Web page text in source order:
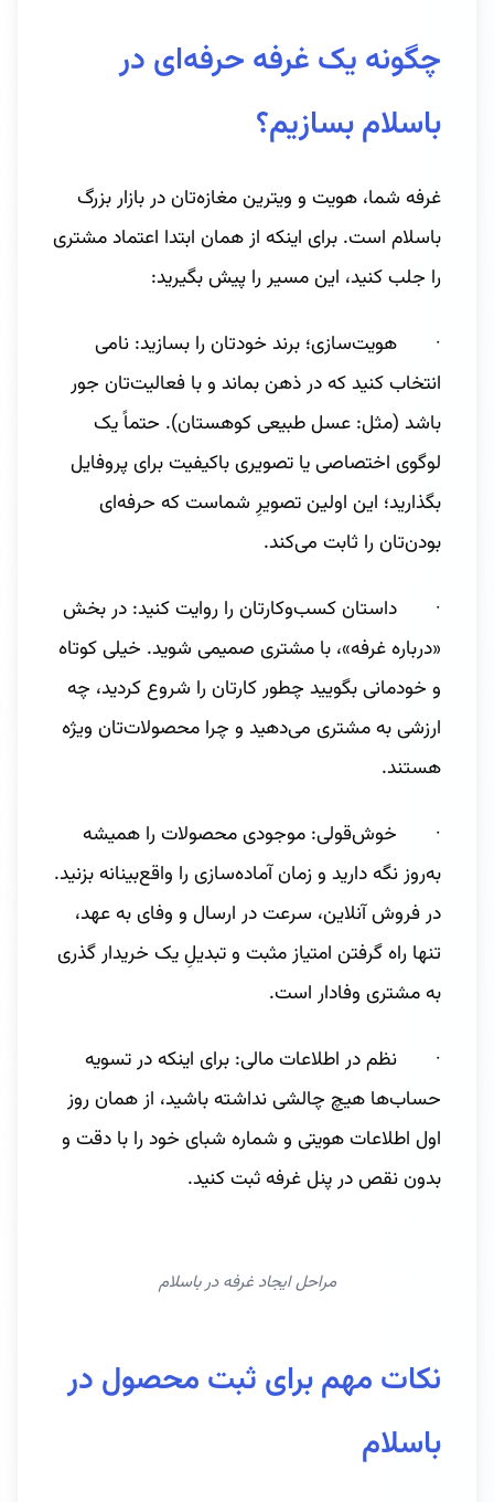
چگونه یک غرفه حرفه‌ای در
باسلام بسازیم؟
غرفه شما، هویت و ویترین مغازه‌تان در بازار بزرگ
باسلام است. برای اینکه از همان ابتدا اعتماد مشتری
را جلب کنید، این مسیر را پیش بگیرید:
· هویت‌سازی؛ برند خودتان را بسازید: نامی
انتخاب کنید که در ذهن بماند و با فعالیت‌تان جور
باشد (مثل: عسل طبیعی کوهستان). حتماً یک
لوگوی اختصاصی یا تصویری باکیفیت برای پروفایل
بگذارید؛ این اولین تصویرِ شماست که حرفه‌ای
بودن‌تان را ثابت می‌کند.
· داستان کسب‌وکارتان را روایت کنید: در بخش
«درباره غرفه»، با مشتری صمیمی شوید. خیلی کوتاه
و خودمانی بگویید چطور کارتان را شروع کردید، چه
ارزشی به مشتری می‌دهید و چرا محصولات‌تان ویژه
هستند.
· خوش‌قولی: موجودی محصولات را همیشه
به‌روز نگه دارید و زمان آماده‌سازی را واقع‌بینانه بزنید.
در فروش آنلاین، سرعت در ارسال و وفای به عهد،
تنها راه گرفتن امتیاز مثبت و تبدیلِ یک خریدار گذری
به مشتری وفادار است.
· نظم در اطلاعات مالی: برای اینکه در تسویه
حساب‌ها هیچ چالشی نداشته باشید، از همان روز
اول اطلاعات هویتی و شماره شبای خود را با دقت و
بدون نقص در پنل غرفه ثبت کنید.
مراحل ایجاد غرفه در باسلام
نکات مهم برای ثبت محصول در
باسلام